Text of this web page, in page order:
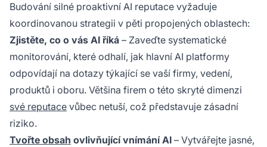
Budování silné proaktivní AI reputace vyžaduje
koordinovanou strategii v pěti propojených oblastech:
Zjistěte, co o vás AI říká – Zaveďte systematické
monitorování, které odhalí, jak hlavní AI platformy
odpovídají na dotazy týkající se vaší firmy, vedení,
produktů i oboru. Většina firem o této skryté dimenzi
své reputace vůbec netuší, což představuje zásadní
riziko.
Tvořte obsah ovlivňující vnímání AI – Vytvářejte jasné,